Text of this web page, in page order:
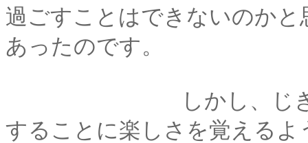
過ごすことはできないのか
あったのです。
しかし、じきにわた
することに楽しさを覚えるよ